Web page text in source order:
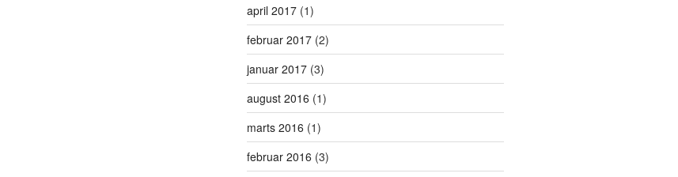
april 2017(1)
februar 2017(2)
januar 2017(3)
august 2016 (1)
marts 2016 (1)
februar 2016 (3)